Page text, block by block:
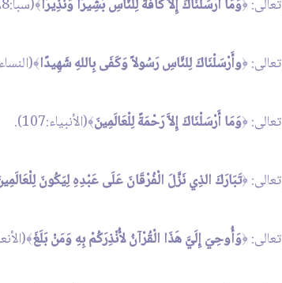
﴿وَمَا أَرْسَلْنَاكَ إِلاَّ كَافَّةً لِلنَّاسِ بَشِيرًا وَنَذِيرًا﴾(سبأ:28).
﴿وأَرْسَلْنَاكَ لِلنَّاسِ رَسُولاً وَكَفَى بِاللهِ شَهِيدًا﴾
﴿وَمَا أَرْسَلْنَاكَ إِلاَّ رَحْمَةً لِلْعَالَمِينَ﴾(الأنبياء:107).
﴿تَبَارَكَ الذِي نَزَّلَ الْفُرْقَانَ عَلَى عَبْدِهِ لِيَكُونَ
﴿وَأُوحِيَ إِلَيَّ هَذَا الْقُرْآنُ لأُنْذِرَكُمْ بِهِ وَمَنْ بَلَغَ﴾